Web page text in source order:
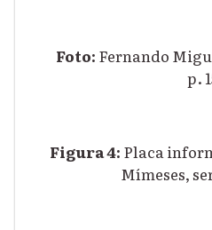
Foto: Fernando
p.
Figura 4: Placa
Mímeses,